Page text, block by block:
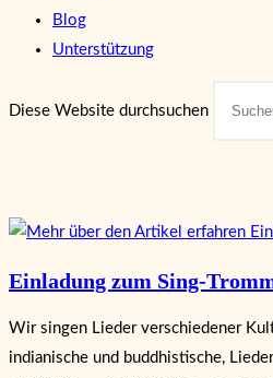
Blog
Unterstützung
Diese Website durchsuchen
Einladung zum Sing-
Wir singen Lieder verschiedener
indianische und buddhistische,